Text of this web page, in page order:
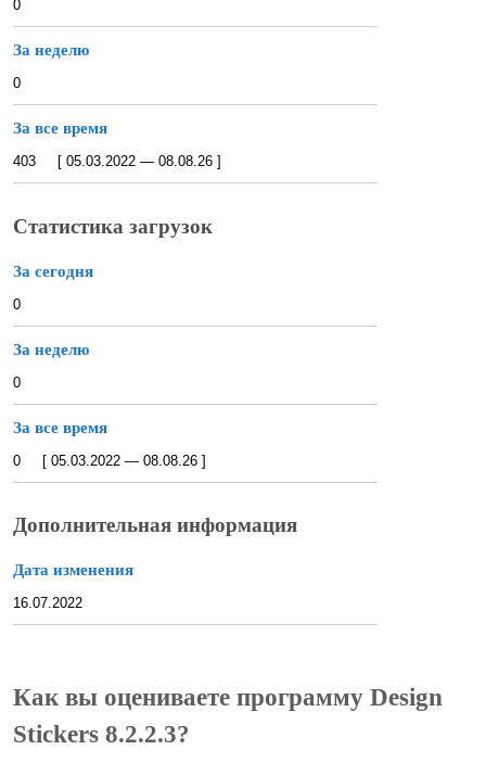
0
За неделю
0
За все время
403 [ 05.03.2022 — 08.08.26 ]
Статистика загрузок
За сегодня
0
За неделю
0
За все время
0 [ 05.03.2022 — 08.08.26 ]
Дополнительная информация
Дата изменения
16.07.2022
Как вы оцениваете программу Design
Stickers 8.2.2.3?